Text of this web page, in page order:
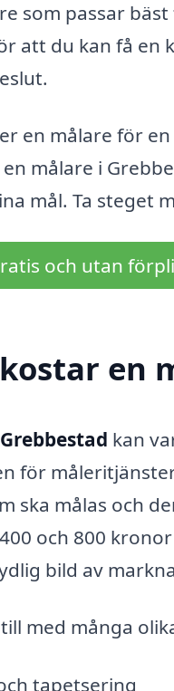
som passar
att du kan få en
en målare för
målare i
mål. Ta steget
och utan
en
kan
för
ska målas och
och 800
bild av
med många
tapetsering